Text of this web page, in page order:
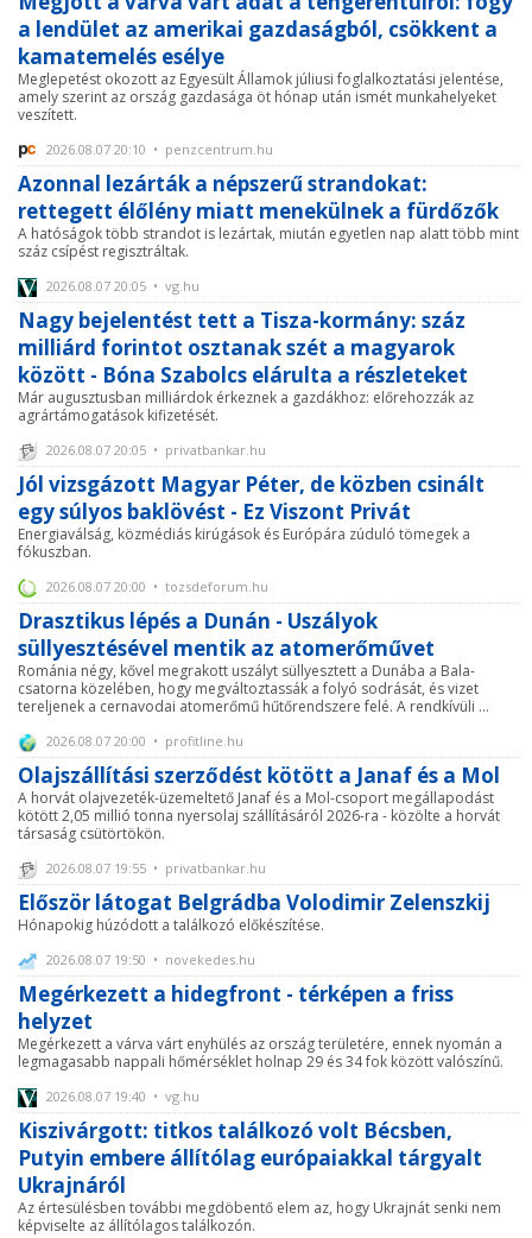
a lendület az amerikai gazdaságból, csökkent a
kamatemelés esélye
Meglepetést okozott az Egyesült Államok júliusi foglalkoztatási jelentése,
amely szerint az ország gazdasága öt hónap után ismét munkahelyeket
veszített.
2026.08.07 20:10 • penzcentrum.hu
Azonnal lezárták a népszerű strandokat:
rettegett élőlény miatt menekülnek a fürdőzők
A hatóságok több strandot is lezártak, miután egyetlen nap alatt több mint
száz csípést regisztráltak.
2026.08.07 20:05 • vg.hu
Nagy bejelentést tett a Tisza-kormány: száz
milliárd forintot osztanak szét a magyarok
között - Bóna Szabolcs elárulta a részleteket
Már augusztusban milliárdok érkeznek a gazdákhoz: előrehozzák az
agrártámogatások kifizetését.
2026.08.07 20:05 • privatbankar.hu
Jól vizsgázott Magyar Péter, de közben csinált
egy súlyos baklövést - Ez Viszont Privát
Energiaválság, közmédiás kirúgások és Európára zúduló tömegek a
fókuszban.
2026.08.07 20:00 • tozsdeforum.hu
Drasztikus lépés a Dunán - Uszályok
süllyesztésével mentik az atomerőművet
Románia négy, kővel megrakott uszályt süllyesztett a Dunába a Bala-
csatorna közelében, hogy megváltoztassák a folyó sodrását, és vizet
tereljenek a cernavodai atomerőmű hűtőrendszere felé. A rendkívüli ...
2026.08.07 20:00 • profitline.hu
Olajszállítási szerződést kötött a Janaf és a Mol
A horvát olajvezeték-üzemeltető Janaf és a Mol-csoport megállapodást
kötött 2,05 millió tonna nyersolaj szállításáról 2026-ra - közölte a horvát
társaság csütörtökön.
2026.08.07 19:55 • privatbankar.hu
Először látogat Belgrádba Volodimir Zelenszkij
Hónapokig húzódott a találkozó előkészítése.
2026.08.07 19:50 • novekedes.hu
Megérkezett a hidegfront - térképen a friss
helyzet
Megérkezett a várva várt enyhülés az ország területére, ennek nyomán a
legmagasabb nappali hőmérséklet holnap 29 és 34 fok között valószínű.
2026.08.07 19:40 • vg.hu
Kiszivárgott: titkos találkozó volt Bécsben,
Putyin embere állítólag európaiakkal tárgyalt
Ukrajnáról
Az értesülésben további megdöbentő elem az, hogy Ukrajnát senki nem
képviselte az állítólagos találkozón.